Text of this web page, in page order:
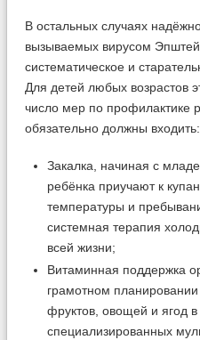
В остальных случаях
вызываемых вирусом
систематическое и
Для детей любых возрастов
число мер по профилактике
обязательно должны входить:
Закалка, начиная с
ребёнка приучают к
температуры и
системная терапия
всей жизни;
Витаминная поддержка
грамотном
фруктов, овощей и ягод
специализированных